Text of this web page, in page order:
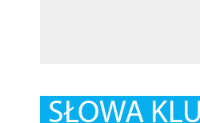
SŁOWA